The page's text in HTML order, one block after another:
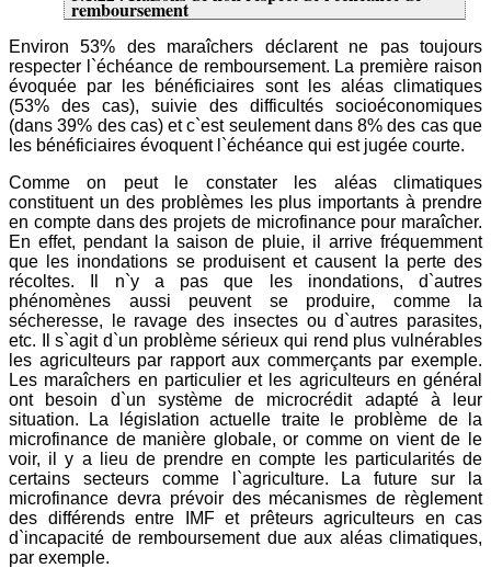
remboursement
Environ 53% des maraîchers déclarent ne pas toujours
respecter l`échéance de remboursement. La première raison
évoquée par les bénéficiaires sont les aléas climatiques
(53% des cas), suivie des difficultés socioéconomiques
(dans 39% des cas) et c`est seulement dans 8% des cas que
les bénéficiaires évoquent l`échéance qui est jugée courte.
Comme on peut le constater les aléas climatiques
constituent un des problèmes les plus importants à prendre
en compte dans des projets de microfinance pour maraîcher.
En effet, pendant la saison de pluie, il arrive fréquemment
que les inondations se produisent et causent la perte des
récoltes. Il n`y a pas que les inondations, d`autres
phénomènes aussi peuvent se produire, comme la
sécheresse, le ravage des insectes ou d`autres parasites,
etc. Il s`agit d`un problème sérieux qui rend plus vulnérables
les agriculteurs par rapport aux commerçants par exemple.
Les maraîchers en particulier et les agriculteurs en général
ont besoin d`un système de microcrédit adapté à leur
situation. La législation actuelle traite le problème de la
microfinance de manière globale, or comme on vient de le
voir, il y a lieu de prendre en compte les particularités de
certains secteurs comme l`agriculture. La future sur la
microfinance devra prévoir des mécanismes de règlement
des différends entre IMF et prêteurs agriculteurs en cas
d`incapacité de remboursement due aux aléas climatiques,
par exemple.